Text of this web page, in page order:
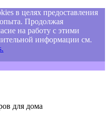
в целях предоставления
опыта. Продолжая
на работу с этими
информации см.
для дома